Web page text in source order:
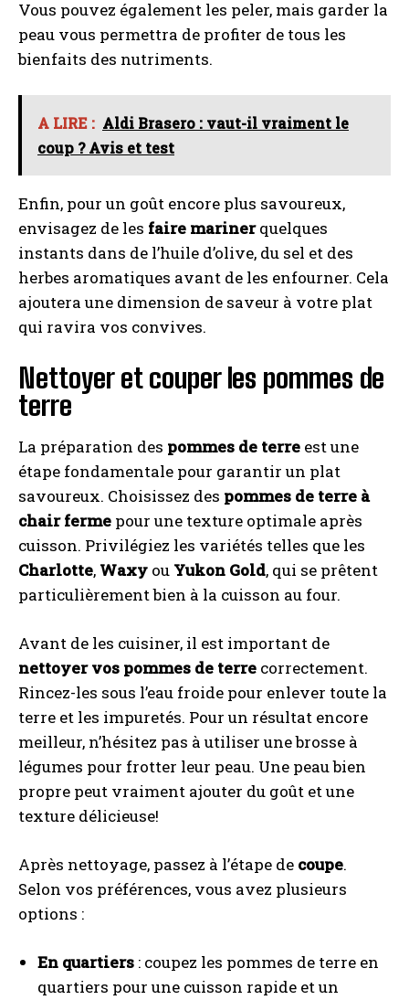
Vous pouvez également les peler, mais garder la
peau vous permettra de profiter de tous les
bienfaits des nutriments.
A LIRE : Aldi Brasero : vaut-il vraiment le
coup ? Avis et test
Enfin, pour un goût encore plus savoureux,
envisagez de les faire marinerquelques
instants dans de l’huile d’olive, du sel et des
herbes aromatiques avant de les enfourner. Cela
ajoutera une dimension de saveur à votre plat
qui ravira vos convives.
Nettoyer et couper les pommes de
terre
La préparation des pommes de terre est une
étape fondamentale pour garantir un plat
savoureux. Choisissez des pommes de terre à
chair ferme pour une texture optimale après
cuisson. Privilégiez les variétés telles que les
Charlotte, Waxy ou Yukon Gold, qui se prêtent
particulièrement bien à la cuisson au four.
Avant de les cuisiner, il est important de
nettoyer vos pommes de terre correctement.
Rincez-les sous l’eau froide pour enlever toute la
terre et les impuretés. Pour un résultat encore
meilleur, n’hésitez pas à utiliser une brosse à
légumes pour frotter leur peau. Une peau bien
propre peut vraiment ajouter du goût et une
texture délicieuse!
Après nettoyage, passez à l’étape de coupe.
Selon vos préférences, vous avez plusieurs
options :
En quartiers : coupez les pommes de terre en
quartiers pour une cuisson rapide et un